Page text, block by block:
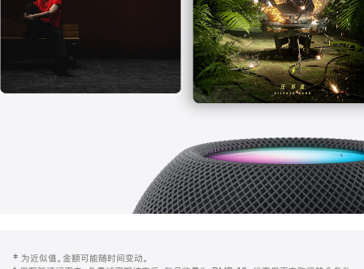
注
‡ 为近似值。金额可能随时间变动。